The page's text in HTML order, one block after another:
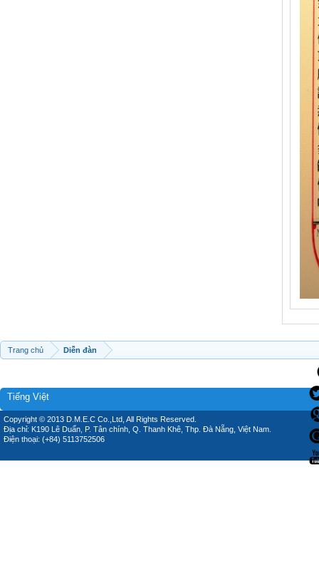
Trang chủ Diễn đàn
Tiếng Việt
Copyright © 2013 D.M.E.C Co.,Ltd, All Rights Reserved.
Địa chỉ: K190 Lê Duẩn, P. Tân chính, Q. Thanh Khê, Thp. Đà Nẵng, Việt Nam.
Điện thoại: (+84) 5113752506